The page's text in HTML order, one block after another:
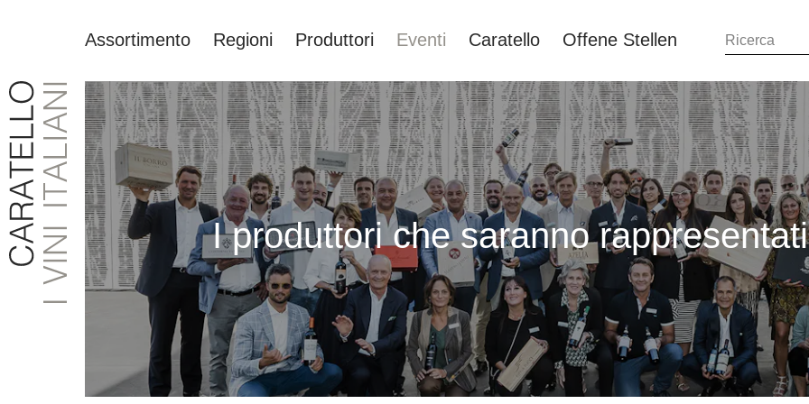
Passa alla navigazione principale
Assortimento Regioni Produttori Eventi Caratello Offene Stellen
I produttori che saranno